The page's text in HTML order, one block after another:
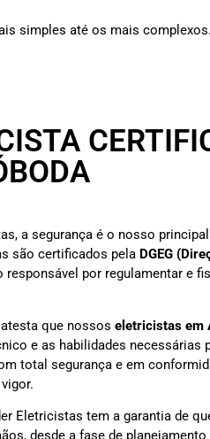
simples até os mais complexos.
a segurança é o nosso
são certificados pela DGEG
responsável por regulamentar e
que nossos eletricistas em
e as habilidades necessárias
total segurança e em
Eletricistas tem a garantia de
desde a fase de